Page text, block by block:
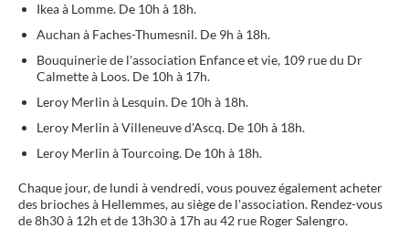
Ikea à Lomme. De 10h à 18h.
Auchan à Faches-Thumesnil. De 9h à 18h.
Bouquinerie de l'association Enfance et vie, 109 rue du Dr
Calmette à Loos. De 10h à 17h.
Leroy Merlin à Lesquin. De 10h à 18h.
Leroy Merlin à Villeneuve d'Ascq. De 10h à 18h.
Leroy Merlin à Tourcoing. De 10h à 18h.
Chaque jour, de lundi à vendredi, vous pouvez également acheter
des brioches à Hellemmes, au siège de l'association. Rendez-vous
de 8h30 à 12h et de 13h30 à 17h au 42 rue Roger Salengro.